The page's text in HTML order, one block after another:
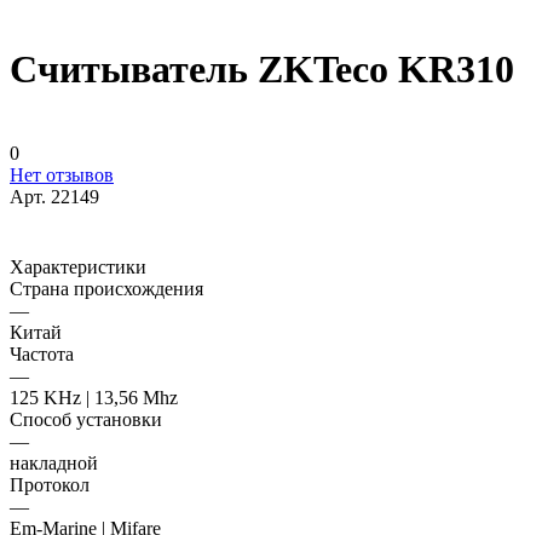
Считыватель ZKTeco KR310
0
Нет отзывов
Арт. 22149
Характеристики
Страна происхождения
—
Китай
Частота
—
125 KHz | 13,56 Mhz
Способ установки
—
накладной
Протокол
—
Em-Marine | Mifare